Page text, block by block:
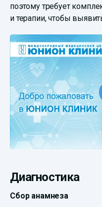
поэтому требует
и терапии, чтобы
Диагностика
Сбор анамнеза